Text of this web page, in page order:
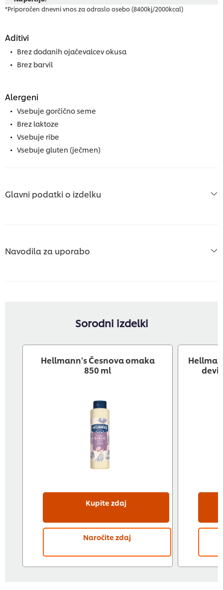
*Priporočen dnevni vnos za odraslo osebo (8400kj/2000kcal)
Aditivi
Brez dodanih ojačevalcev okusa
Brez barvil
Alergeni
Vsebuje gorčično seme
Brez laktoze
Vsebuje ribe
Vsebuje gluten (ječmen)
Glavni podatki o izdelku
Navodila za uporabo
Sorodni izdelki
Hellmann's Česnova omaka
850 ml
Kupite zdaj
Naročite zdaj